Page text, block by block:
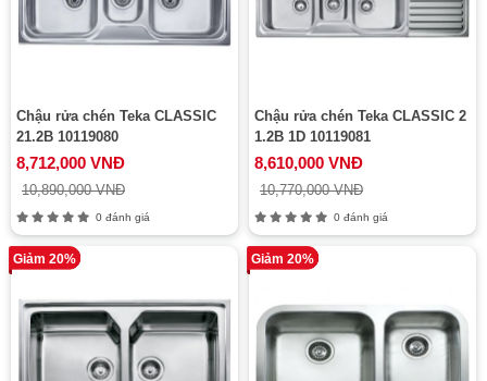
Chậu rửa chén Teka CLASSIC
21.2B 10119080
8,712,000 VNĐ
10,890,000 VNĐ
0 đánh giá
Chậu rửa chén Teka CLASSIC 2
1.2B 1D 10119081
8,610,000 VNĐ
10,770,000 VNĐ
0 đánh giá
Giảm 20% Giảm 20%